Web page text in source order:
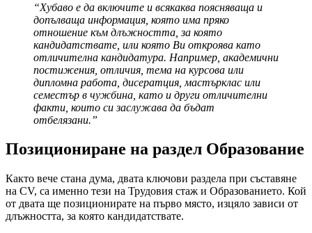
“Хубаво е да включите и всякаква поясняваща и
допълваща информация, която има пряко
отношение към длъжността, за която
кандидатствате, или която Ви откроява като
отличителна кандидатура. Например, академични
постижения, отличия, тема на курсова или
дипломна работа, дисератция, мастърклас или
семестър в чужбина, като и други отличителни
факти, които си заслужава да бъдат
отбелязани.”
Позициониране на раздел Образование
Както вече стана дума, двата ключови раздела при съставяне
на CV, са именно тези на Трудовия стаж и Образованието. Кой
от двата ще позиционирате на първо място, изцяло зависи от
длъжността, за която кандидатствате.